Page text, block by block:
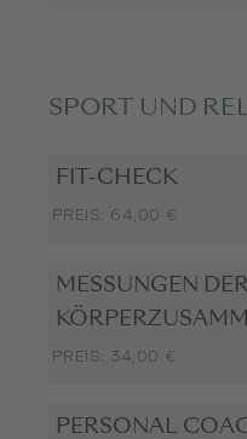
SPORT UND
FIT-CHECK
PREIS: 64,00 €
MESSUNGEN DER
PREIS: 34,00 €
PERSONAL